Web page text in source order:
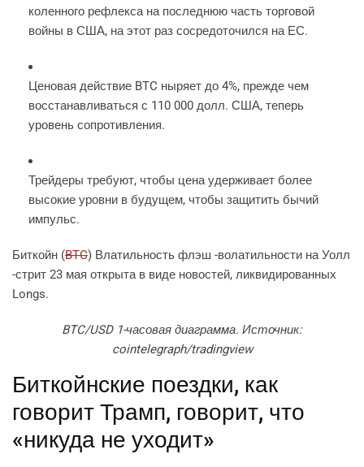
коленного рефлекса на последнюю часть торговой
войны в США, на этот раз сосредоточился на ЕС.
Ценовая действие BTC ныряет до 4%, прежде чем
восстанавливаться с 110 000 долл. США, теперь
уровень сопротивления.
Трейдеры требуют, чтобы цена удерживает более
высокие уровни в будущем, чтобы защитить бычий
импульс.
Биткойн (BTC) Влатильность флэш -волатильности на Уолл
-стрит 23 мая открыта в виде новостей, ликвидированных
Longs.
BTC/USD 1-часовая диаграмма. Источник:
cointelegraph/tradingview
Биткойнские поездки, как
говорит Трамп, говорит, что
«никуда не уходит»